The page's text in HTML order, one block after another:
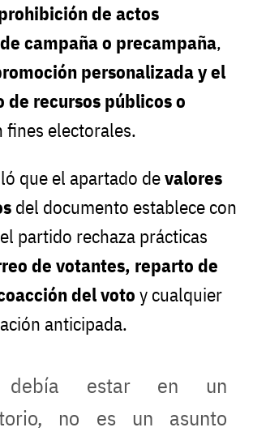
de actos
campaña o precampaña,
personalizada y el
de recursos públicos o
fines electorales.
que el apartado devalores
del documento establece con
partido rechaza prácticas
de votantes, reparto de
del voto y cualquier
anticipada.
debía estar en un
no es un asunto